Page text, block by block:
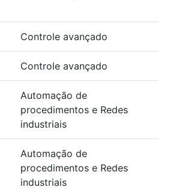
Controle avançado
Controle avançado
Automação de
procedimentos e Redes
industriais
Automação de
procedimentos e Redes
industriais